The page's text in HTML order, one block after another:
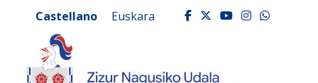
Ayuntamiento de
Castellano Euskara facebook
twitter
youtube